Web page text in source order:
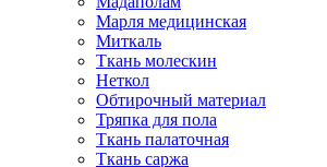
Марля медицинская
Миткаль
Ткань молескин
Неткол
Обтирочный материал
Тряпка для пола
Ткань палаточная
Ткань саржа